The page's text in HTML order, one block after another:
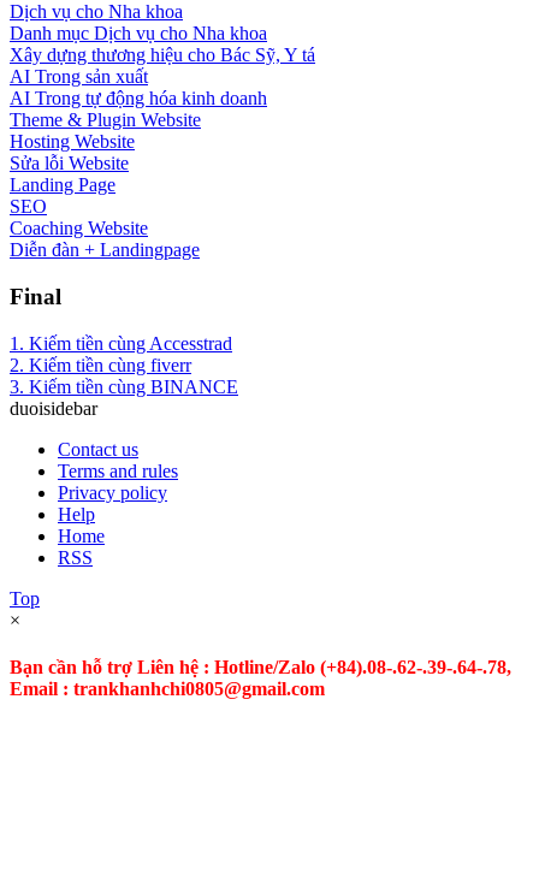
Dịch vụ cho Nha khoa
Danh mục Dịch vụ cho Nha khoa
Xây dựng thương hiệu cho Bác Sỹ, Y tá
AI Trong sản xuất
AI Trong tự động hóa kinh doanh
Theme & Plugin Website
Hosting Website
Sửa lỗi Website
Landing Page
SEO
Coaching Website
Diễn đàn + Landingpage
Final
1. Kiếm tiền cùng Accesstrad
2. Kiếm tiền cùng fiverr
3. Kiếm tiền cùng BINANCE
duoisidebar
Contact us
Terms and rules
Privacy policy
Help
Home
RSS
Top
×
Bạn cần hỗ trợ Liên hệ : Hotline/Zalo (+84).08-.62-.39-.64-.78,
Email : trankhanhchi0805@gmail.com